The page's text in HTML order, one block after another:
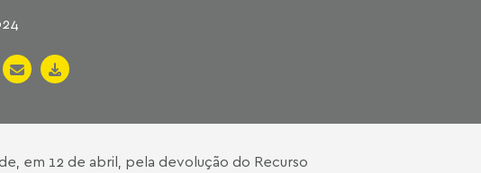
em 12 de abril, pela devolução do Recurso